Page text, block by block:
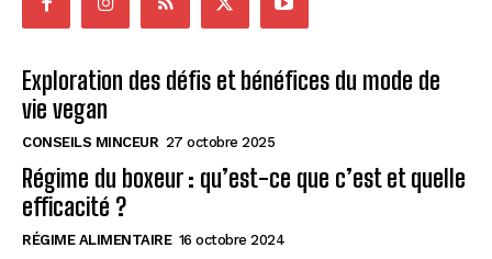
Exploration des défis et bénéfices du mode de
vie vegan
CONSEILS MINCEUR 27 octobre 2025
Régime du boxeur : qu’est-ce que c’est et quelle
efficacité ?
RÉGIME ALIMENTAIRE 16 octobre 2024